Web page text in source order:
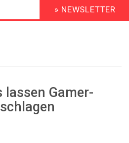
HEADER
MENU
» NEWSLETTER
lassen Gamer-